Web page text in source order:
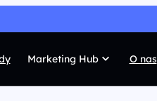
Marketing Hub O nas